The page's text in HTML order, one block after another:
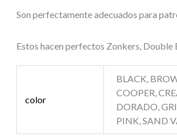
Son perfectamente adecuados para
Estos hacen perfectos Zonkers, Double
color
BLACK,
COOPER,
DORADO,
PINK, SAND